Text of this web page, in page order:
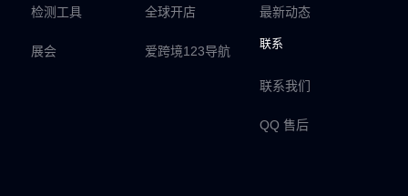
检测工具
展会
全球开店
爱跨境123导航
最新动态
联系
联系我们
QQ 售后